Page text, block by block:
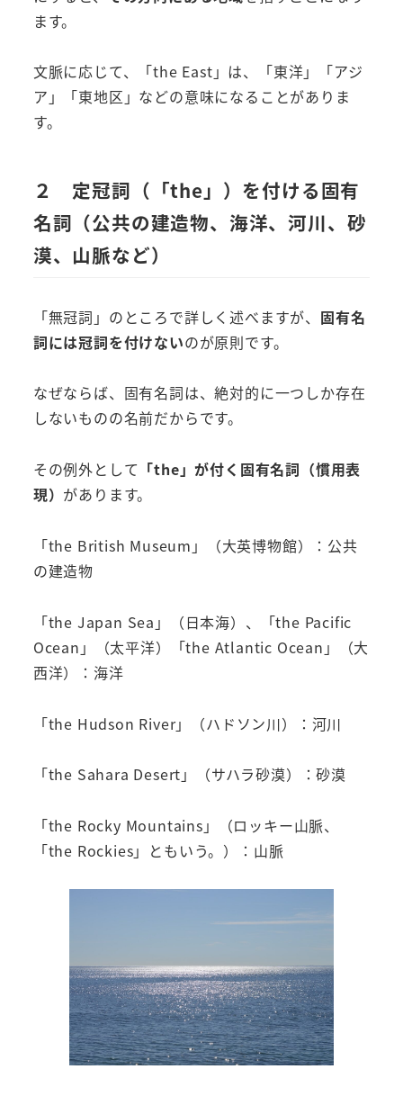
ます。
文脈に応じて、「the East」は、「東洋」「アジ
ア」「東地区」などの意味になることがありま
す。
２ 定冠詞（「the」）を付ける固有
名詞（公共の建造物、海洋、河川、砂
漠、山脈など）
「無冠詞」のところで詳しく述べますが、 固有名
詞には冠詞を付けないのが原則です。
なぜならば、固有名詞は、絶対的に一つしか存在
しないものの名前だからです。
その例外として 「the」が付く固有名詞（慣用表
現） があります。
「the British Museum」（大英博物館）：公共
の建造物
「the Japan Sea」（日本海）、「the Pacific
Ocean」（太平洋）「the Atlantic Ocean」（大
西洋）：海洋
「the Hudson River」（ハドソン川）：河川
「the Sahara Desert」（サハラ砂漠）：砂漠
「the Rocky Mountains」（ロッキー山脈、
「the Rockies」ともいう。）：山脈